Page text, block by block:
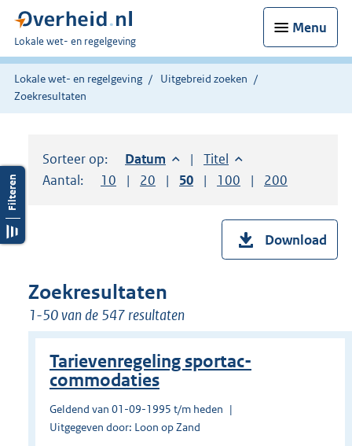
Menu
U
bent
hier:
Lokale wet- en regelgeving
Lokale wet- en regelgeving
Uitgebreid zoeken
Zoekresultaten
Sorteer op: Sorteer op:
Datum aflopendSorteer op:
Titel oplopend
Aantal:
Toon
10 resultaten per pagina
Toon
20 resultaten per pagina
Toon
50 resultaten per pagina
Toon
100 resultaten per
Toon
200
Download
Zoekresultaten
1-50 van de 547 resultaten
Tarievenregeling sportac­
commodaties
Geldend van 01-09-1995 t/m heden
Uitgegeven door: Loon op Zand